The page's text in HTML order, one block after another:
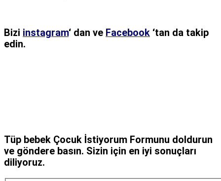
Bizi instagram‘ dan ve Facebook ‘tan da takip
edin.
Tüp bebek Çocuk İstiyorum Formunu doldurun
ve göndere basın. Sizin için en iyi sonuçları
diliyoruz.